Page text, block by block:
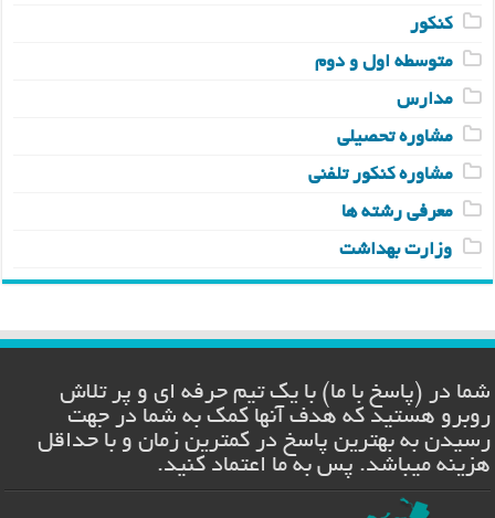
کنکور
متوسطه اول و دوم
مدارس
مشاوره تحصیلی
مشاوره کنکور تلفنی
معرفی رشته ها
وزارت بهداشت
شما در (پاسخ با ما) با یک تیم حرفه ای و پر تلاش
روبرو هستید که هدف آنها کمک به شما در جهت
رسیدن به بهترین پاسخ در کمترین زمان و با حداقل
هزینه میباشد. پس به ما اعتماد کنید.